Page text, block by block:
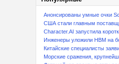
Анонсированы умные очки
США стали главным
Character.AI запустила
Инженеры уложили HBM на
Китайские специалисты
Морские сражения,